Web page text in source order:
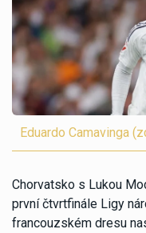
Eduardo Camavinga
Chorvatsko s Lukou
první čtvrtfinále Ligy
francouzském dresu